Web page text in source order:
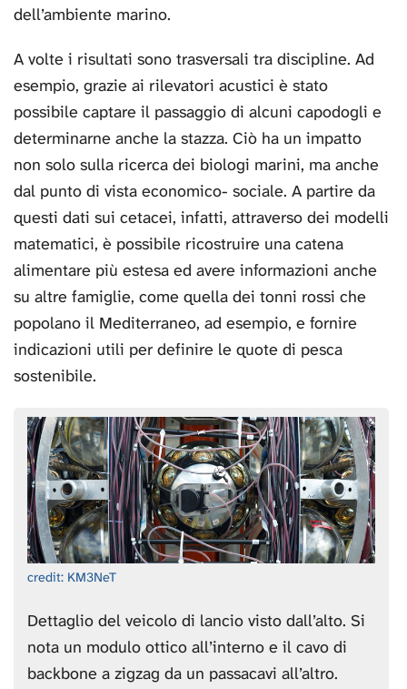
dell’ambiente marino.
A volte i risultati sono trasversali tra discipline. Ad
esempio, grazie ai rilevatori acustici è stato
possibile captare il passaggio di alcuni capodogli e
determinarne anche la stazza. Ciò ha un impatto
non solo sulla ricerca dei biologi marini, ma anche
dal punto di vista economico- sociale. A partire da
questi dati sui cetacei, infatti, attraverso dei modelli
matematici, è possibile ricostruire una catena
alimentare più estesa ed avere informazioni anche
su altre famiglie, come quella dei tonni rossi che
popolano il Mediterraneo, ad esempio, e fornire
indicazioni utili per definire le quote di pesca
sostenibile.
credit: KM3NeT
Dettaglio del veicolo di lancio visto dall’alto. Si
nota un modulo ottico all’interno e il cavo di
backbone a zigzag da un passacavi all’altro.